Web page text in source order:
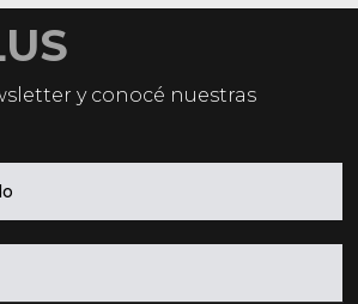
y conocé nuestras